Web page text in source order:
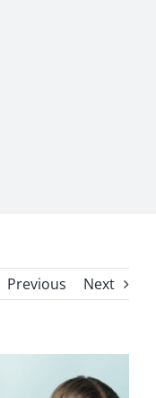
Previous Next